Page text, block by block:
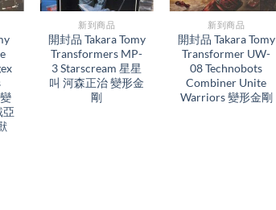
亞
新到商品​
開封品 Takara Tomy
Transformers MP-
3 Starscream 星星
叫 河森正治 變形金
剛
新到商品​
開封品 Takara Tomy
Transformer UW-
08 Technobots
Combiner Unite
Warriors 變形金剛